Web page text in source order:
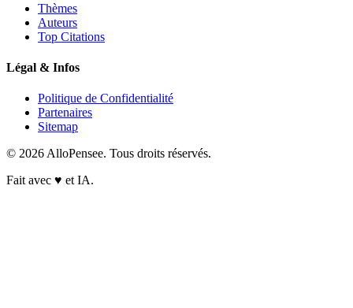
Thèmes
Auteurs
Top Citations
Légal & Infos
Politique de Confidentialité
Partenaires
Sitemap
© 2026 AlloPensee. Tous droits réservés.
Fait avec ♥ et IA.